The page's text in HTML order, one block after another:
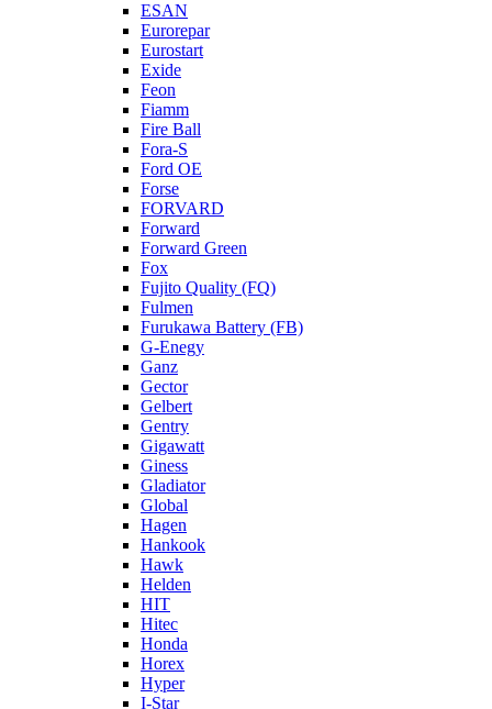
ESAN
Eurorepar
Eurostart
Exide
Feon
Fiamm
Fire Ball
Fora-S
Ford OE
Forse
FORVARD
Forward
Forward Green
Fox
Fujito Quality (FQ)
Fulmen
Furukawa Battery (FB)
G-Enegy
Ganz
Gector
Gelbert
Gentry
Gigawatt
Giness
Gladiator
Global
Hagen
Hankook
Hawk
Helden
HIT
Hitec
Honda
Horex
Hyper
I-Star